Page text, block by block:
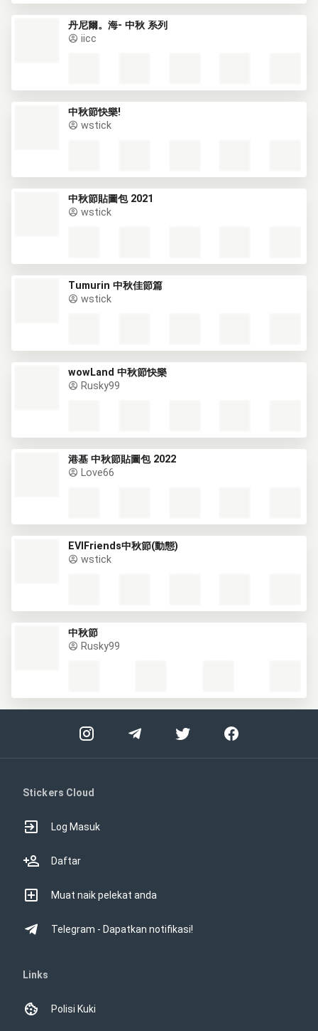
丹尼爾。海- 中秋 系列
iicc
中秋節快樂!
wstick
中秋節貼圖包 2021
wstick
Tumurin 中秋佳節篇
wstick
wowLand 中秋節快樂
Rusky99
港基 中秋節貼圖包 2022
Love66
EVIFriends中秋節(動態)
wstick
中秋節
Rusky99
Stickers Cloud
Log Masuk
Daftar
Muat naik pelekat anda
Telegram - Dapatkan notifikasi!
Links
Polisi Kuki